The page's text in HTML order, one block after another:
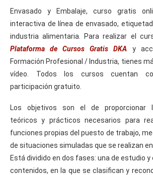
Envasado y Embalaje, curso gratis
interactiva de línea de envasado,
industria alimentaria. Para realizar el
Plataforma de Cursos Gratis DKA y
Formación Profesional / Industria, tienes
vídeo. Todos los cursos cuentan
participación gratuito.
Los objetivos son el de proporcionar
teóricos y prácticos necesarios para
funciones propias del puesto de trabajo,
de situaciones simuladas que se realizan en
Está dividido en dos fases: una de estudio
contenidos, en la que se clasifican y